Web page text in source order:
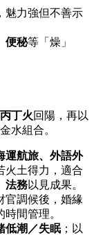
魅力強但不善示
便秘等「燥」
丙丁火回陽，再以
水組合。
運航旅、外語外
火土得力，適合
法務以見成果。
官調候後，婚緣
間管理。
低潮／失眠；以